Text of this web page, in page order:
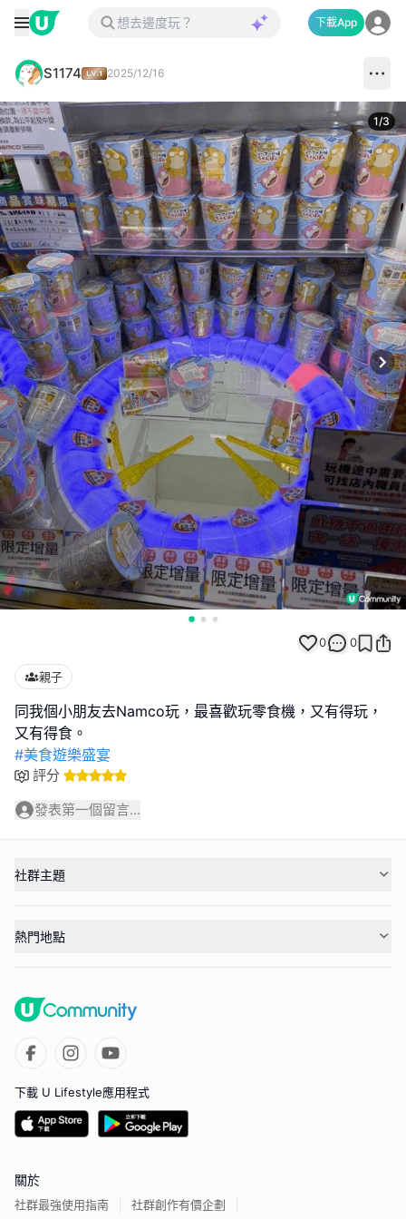
下載App
S1174 2025/12/16
1/3
0 0
親子
同我個小朋友去Namco玩，最喜歡玩零食機，又有得玩，
#美食遊樂盛宴
評分
發表第一個留言...
社群主題
熱門地點
下載 U Lifestyle應用程式
關於
社群最強使用指南 社群創作有價企劃